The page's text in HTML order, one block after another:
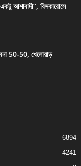
আশাবাদী”, বিসকারোসে
50-50, খেলোয়াড়
6894
4241